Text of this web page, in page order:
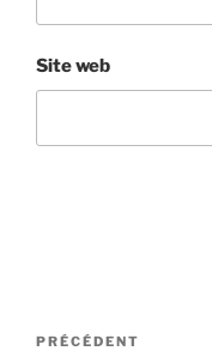
Site web
Navigation
Article
PRÉCÉDENT